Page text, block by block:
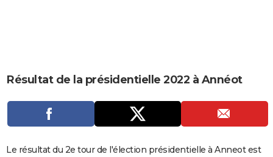
Carte de Noël
Carte Bonne année
Carte Saint-Valentin
Carte Pâques
Carte d'anniversaire
DICTIONNAIRE
Résultat de la présidentielle 2022 à Annéot
Le résultat du 2e tour de l'élection présidentielle à Anneot est